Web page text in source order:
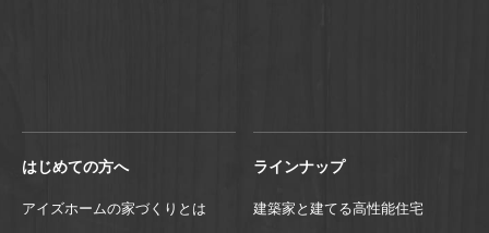
はじめての方へ
アイズホームの家づくりとは
ラインナップ
建築家と建てる高性能住宅